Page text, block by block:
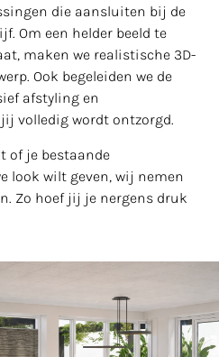
die aansluiten bij de
Om een helder beeld te
maken we realistische 3D-
Ook begeleiden we de
afstyling en
volledig wordt ontzorgd.
of je bestaande
look wilt geven, wij nemen
Zo hoef jij je nergens druk